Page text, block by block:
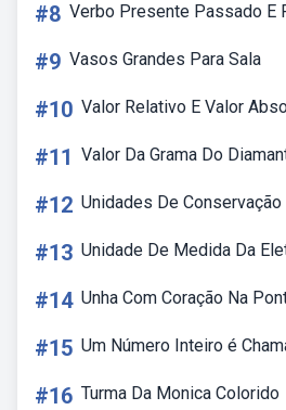
#8 Verbo Presente Passado E
#9 Vasos Grandes Para Sala
#10 Valor Relativo E Valor
#11 Valor Da Grama Do
#12 Unidades De
#13 Unidade De Medida Da
#14 Unha Com Coração Na
#15 Um Número Inteiro é
#16 Turma Da Monica Colorido